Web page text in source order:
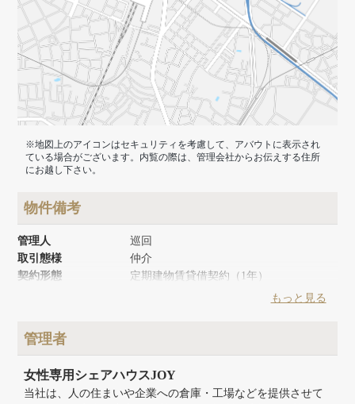
※地図上のアイコンはセキュリティを考慮して、アバウトに表示され
ている場合がございます。内覧の際は、管理会社からお伝えする住所
にお越し下さい。
物件備考
管理人
巡回
取引態様
仲介
契約形態
定期建物賃貸借契約（1年）
建物面積
建物構造
もっと見る
管理者
女性専用シェアハウスJOY
当社は、人の住まいや企業への倉庫・工場などを提供させて